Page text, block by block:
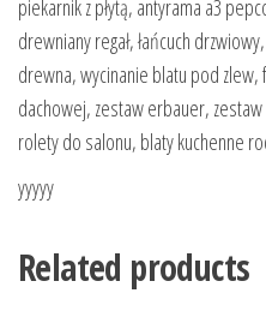
piekarnik z płytą, antyrama a3
drewniany regał, łańcuch
drewna, wycinanie blatu pod
dachowej, zestaw erbauer,
rolety do salonu, blaty kuchenne
yyyyy
Related products